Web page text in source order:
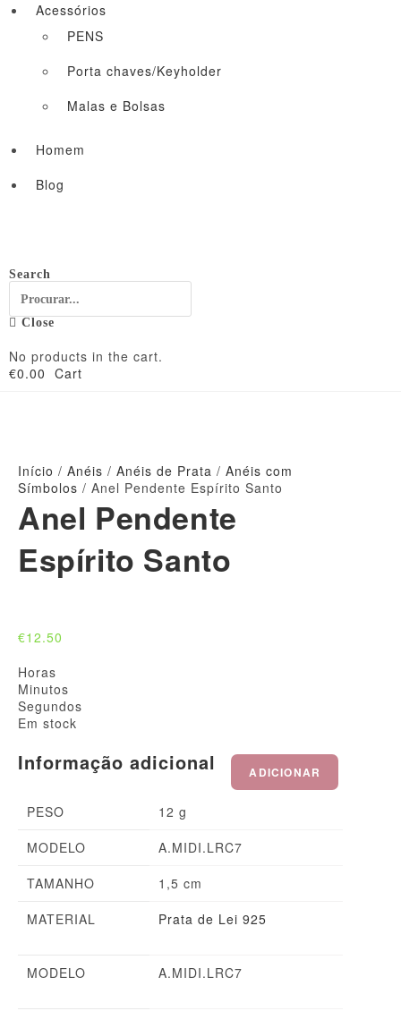
Acessórios
PENS
Porta chaves/Keyholder
Malas e Bolsas
Homem
Blog
Search
Close
No products in the cart.
€0.00 Cart
Início / Anéis / Anéis de Prata / Anéis com
Símbolos / Anel Pendente Espírito Santo
Anel Pendente
Espírito Santo
€12.50
Horas
Minutos
Segundos
Em stock
ADICIONAR
Informação adicional
PESO
12 g
MODELO
A.MIDI.LRC7
TAMANHO
1,5 cm
MATERIAL
Prata de Lei 925
MODELO A.MIDI.LRC7